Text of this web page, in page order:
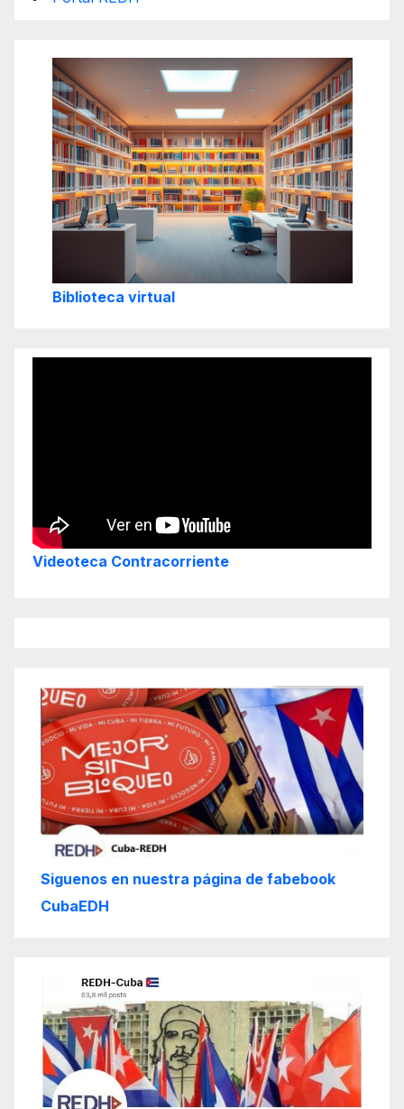
Biblioteca virtual
Videoteca Contracorriente
Siguenos en nuestra página de fabebook
CubaEDH